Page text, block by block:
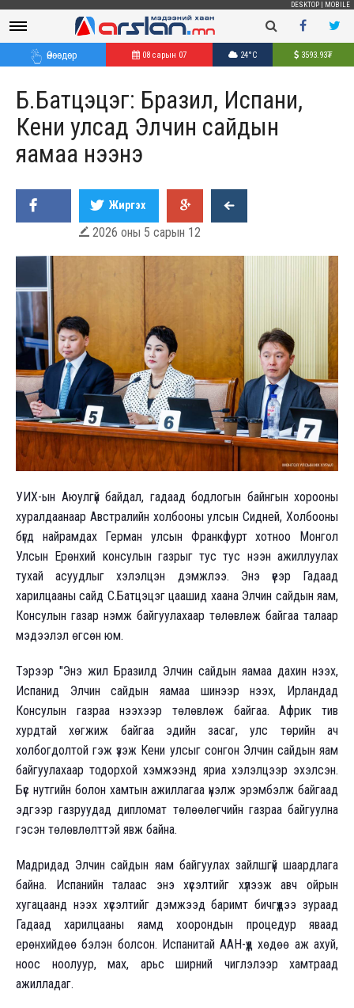
DESKTOP MOBILE
Өнөөдөр 08 сарын 07 24°C 3593.93₮
Б.Батцэцэг: Бразил, Испани,
Кени улсад Элчин сайдын
яамаа нээнэ
Жиргэх
 2026 оны 5 сарын 12
УИХ-ын Аюулгүй байдал, гадаад бодлогын байнгын хорооны
хуралдаанаар Австралийн холбооны улсын Сидней, Холбооны
бүгд найрамдах Герман улсын Франкфурт хотноо Монгол
Улсын Ерөнхий консулын газрыг тус тус нээн ажиллуулах
тухай асуудлыг хэлэлцэн дэмжлээ. Энэ үеэр Гадаад
харилцааны сайд С.Батцэцэг цаашид хаана Элчин сайдын яам,
Консулын газар нэмж байгуулахаар төлөвлөж байгаа талаар
мэдээлэл өгсөн юм.
Тэрээр "Энэ жил Бразилд Элчин сайдын яамаа дахин нээх,
Испанид Элчин сайдын яамаа шинээр нээх, Ирландад
Консулын газраа нээхээр төлөвлөж байгаа. Африк тив
хурдтай хөгжиж байгаа эдийн засаг, улс төрийн ач
холбогдолтой гэж үзэж Кени улсыг сонгон Элчин сайдын яам
байгуулахаар тодорхой хэмжээнд яриа хэлэлцээр эхэлсэн.
Бүс нутгийн болон хамтын ажиллагаа үнэлж эрэмбэлж байгаад
эдгээр газруудад дипломат төлөөлөгчийн газраа байгуулна
гэсэн төлөвлөлттэй явж байна.
Мадридад Элчин сайдын яам байгуулах зайлшгүй шаардлага
байна. Испанийн талаас энэ хүсэлтийг хүлээж авч ойрын
хугацаанд нээх хүсэлтийг дэмжээд баримт бичгүүдээ зураад
Гадаад харилцааны яамд хоорондын процедур яваад
ерөнхийдөө бэлэн болсон. Испанитай ААН-үүд хөдөө аж ахуй,
ноос ноолуур, мах, арьс ширний чиглэлээр хамтраад
ажилладаг.